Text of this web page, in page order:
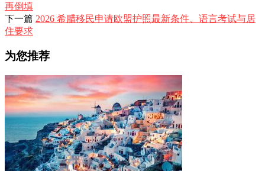
再倒填
下一篇 2026 希腊移民申请欧盟护照最新条件、语言考试与居
住要求
为您推荐